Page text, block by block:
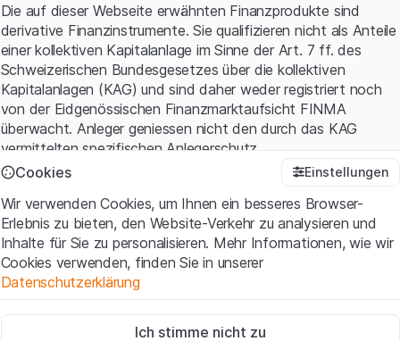
Die auf dieser Webseite erwähnten Finanzprodukte sind
derivative Finanzinstrumente. Sie qualifizieren nicht als Anteile
einer kollektiven Kapitalanlage im Sinne der Art. 7 ff. des
Schweizerischen Bundesgesetzes über die kollektiven
Kapitalanlagen (KAG) und sind daher weder registriert noch
von der Eidgenössischen Finanzmarktaufsicht FINMA
überwacht. Anleger geniessen nicht den durch das KAG
vermittelten spezifischen Anlegerschutz.
Mit dem Zugriff auf diese Website der Leonteq Securities AG
(die "Website") erklären Sie, dass Sie die rechtlichen
Informationen und die wichtigen Hinweise und
Nutzungsbedingungenverstanden haben und akzeptieren.
Wenn Sie mit den Nutzungsbedingungen nicht einverstanden
Cookies Einstellungen
Wir verwenden Cookies, um Ihnen ein besseres Browser-
Erlebnis zu bieten, den Website-Verkehr zu analysieren und
Inhalte für Sie zu personalisieren. Mehr Informationen, wie wir
Cookies verwenden, finden Sie in unserer
Datenschutzerklärung
Diese Cookies sind für die Website erforderlich und können nicht
Ich stimme nicht zu